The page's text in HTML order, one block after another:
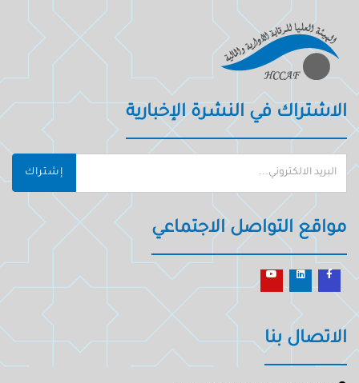
الاشتراك في النشرة الإخبارية
إشتراك
مواقع التواصل الاجتماعي
الاتصال بنا